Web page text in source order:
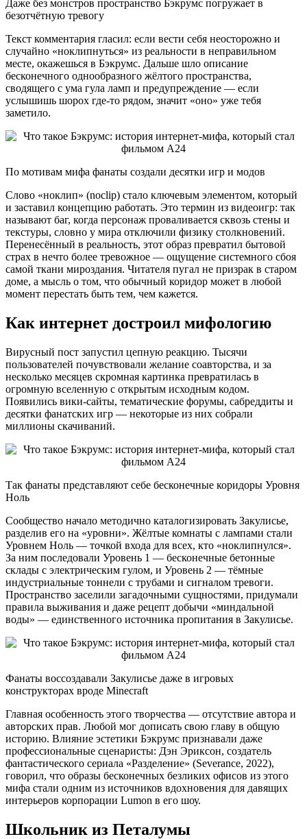
Даже без монстров пространство Бэкрумс погружает в
безотчётную тревогу
Текст комментария гласил: если вести себя неосторожно и
случайно «ноклипнуться» из реальности в неправильном
месте, окажешься в Бэкрумс. Дальше шло описание
бесконечного однообразного жёлтого пространства,
сводящего с ума гула ламп и предупреждение — если
услышишь шорох где-то рядом, значит «оно» уже тебя
заметило.
По мотивам мифа фанаты создали десятки игр и модов
Слово «ноклип» (noclip) стало ключевым элементом, который
и заставил концепцию работать. Это термин из видеоигр: так
называют баг, когда персонаж проваливается сквозь стены и
текстуры, словно у мира отключили физику столкновений.
Перенесённый в реальность, этот образ превратил бытовой
страх в нечто более тревожное — ощущение системного сбоя
самой ткани мироздания. Читателя пугал не призрак в старом
доме, а мысль о том, что обычный коридор может в любой
момент перестать быть тем, чем кажется.
Как интернет достроил мифологию
Вирусный пост запустил цепную реакцию. Тысячи
пользователей почувствовали желание соавторства, и за
несколько месяцев скромная картинка превратилась в
огромную вселенную с открытым исходным кодом.
Появились вики-сайты, тематические форумы, сабреддиты и
десятки фанатских игр — некоторые из них собрали
миллионы скачиваний.
Так фанаты представляют себе бесконечные коридоры Уровня
Ноль
Сообщество начало методично каталогизировать Закулисье,
разделив его на «уровни». Жёлтые комнаты с лампами стали
Уровнем Ноль — точкой входа для всех, кто «ноклипнулся».
За ним последовали Уровень 1 — бесконечные бетонные
склады с электрическим гулом, и Уровень 2 — тёмные
индустриальные тоннели с трубами и сигналом тревоги.
Пространство заселили загадочными сущностями, придумали
правила выживания и даже рецепт добычи «миндальной
воды» — единственного источника пропитания в Закулисье.
Фанаты воссоздавали Закулисье даже в игровых
конструкторах вроде Minecraft
Главная особенность этого творчества — отсутствие автора и
авторских прав. Любой мог дописать свою главу в общую
историю. Влияние эстетики Бэкрумс признавали даже
профессиональные сценаристы: Дэн Эриксон, создатель
фантастического сериала «Разделение» (Severance, 2022),
говорил, что образы бесконечных безликих офисов из этого
мифа стали одним из источников вдохновения для давящих
интерьеров корпорации Lumon в его шоу.
Школьник из Петалумы